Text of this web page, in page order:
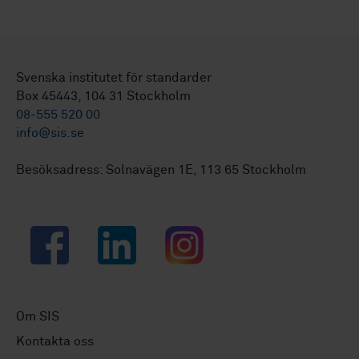
Svenska institutet för standarder
Box 45443, 104 31 Stockholm
08-555 520 00
info@sis.se
Besöksadress: Solnavägen 1E, 113 65 Stockholm
Facebook LinkedIn Instagram
Om SIS
Kontakta oss